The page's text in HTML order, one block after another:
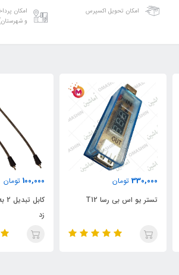
امکان تحویل اکسپرس
امکان
و
330,000 تومان
تستر یو اس بی رسا T12
100,000 تومان
زد